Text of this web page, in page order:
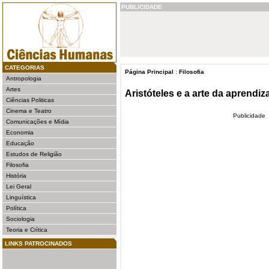
CATEGORIAS
Antropologia
Artes
Ciências Politicas
Cinema e Teatro
Comunicações e Mídia
Economia
Educação
Estudos de Religião
Filosofia
História
Lei Geral
Linguística
Política
Sociologia
Teoria e Crítica
LINKS PATROCINADOS
PUBLICIDADE
Página Principal : Filosofia
Aristóteles e a arte da
Publicidade